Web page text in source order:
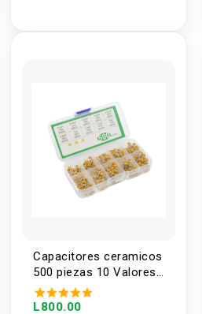
Capacitores ceramicos
500 piezas 10 Valores
0.1-10UF 50V
L800.00